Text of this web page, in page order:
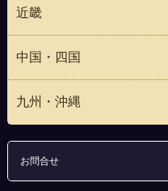
近畿
中国・四国
九州・沖縄
お問合せ